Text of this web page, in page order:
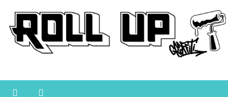
contenido
artes